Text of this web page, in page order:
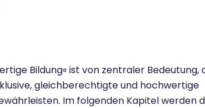
Bildung« ist von zentraler Bedeutung,
gleichberechtigte und hochwertige
Im folgenden Kapitel werden